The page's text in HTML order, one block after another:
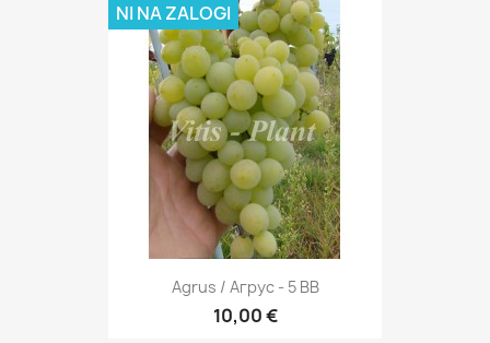
Agrus / Агрус - 5 BB
10,00 €
NI NA ZALOGI